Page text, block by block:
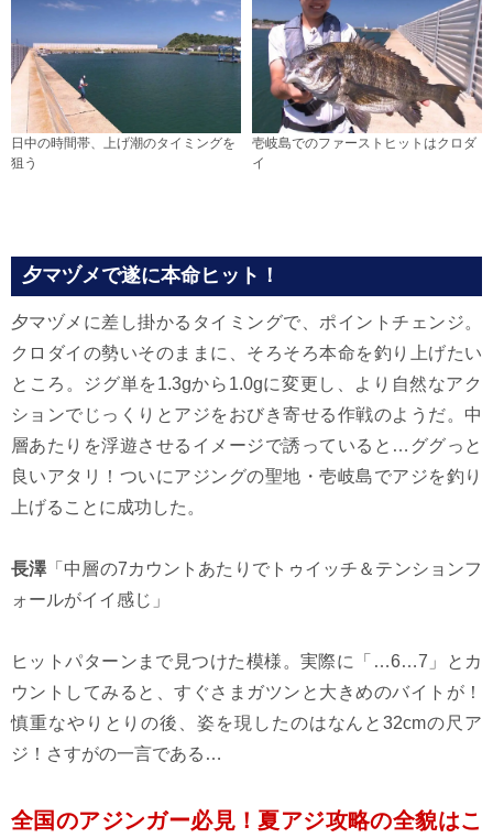
日中の時間帯、上げ潮のタイミングを
狙う
壱岐島でのファーストヒットはクロダ
イ
夕マヅメで遂に本命ヒット！
夕マヅメに差し掛かるタイミングで、ポイントチェンジ。
クロダイの勢いそのままに、そろそろ本命を釣り上げたい
ところ。ジグ単を1.3gから1.0gに変更し、より自然なアク
ションでじっくりとアジをおびき寄せる作戦のようだ。中
層あたりを浮遊させるイメージで誘っていると…ググっと
良いアタリ！ついにアジングの聖地・壱岐島でアジを釣り
上げることに成功した。
長澤「中層の7カウントあたりでトゥイッチ＆テンションフ
ォールがイイ感じ」
ヒットパターンまで見つけた模様。実際に「…6…7」とカ
ウントしてみると、すぐさまガツンと大きめのバイトが！
慎重なやりとりの後、姿を現したのはなんと32cmの尺ア
ジ！さすがの一言である…
全国のアジンガー必見！夏アジ攻略の全貌はこ